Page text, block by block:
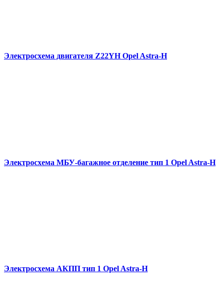
Электросхема двигателя Z22YH Opel Astra-H
Электросхема МБУ-багажное отделение тип 1 Opel Astra-H
Электросхема АКПП тип 1 Opel Astra-H